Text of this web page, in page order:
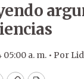
a. m. • Por